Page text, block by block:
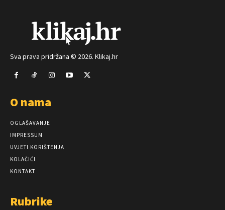
Sva prava pridržana © 2026. Klikaj.hr
O nama
OGLAŠAVANJE
IMPRESSUM
UVJETI KORIŠTENJA
KOLAČIĆI
KONTAKT
Rubrike